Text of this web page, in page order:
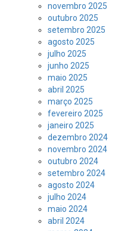
novembro 2025
outubro 2025
setembro 2025
agosto 2025
julho 2025
junho 2025
maio 2025
abril 2025
março 2025
fevereiro 2025
janeiro 2025
dezembro 2024
novembro 2024
outubro 2024
setembro 2024
agosto 2024
julho 2024
maio 2024
abril 2024